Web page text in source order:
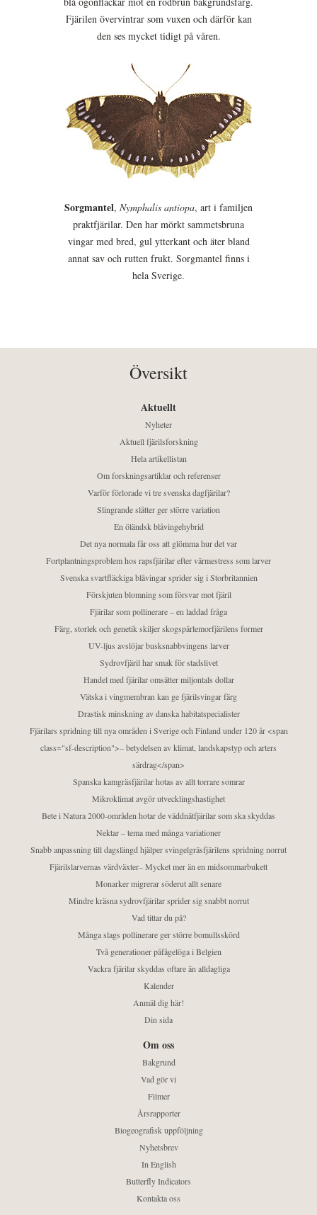
Fjärilen övervintrar som vuxen och därför kan
den ses mycket tidigt på våren.
Sorgmantel, Nymphalis antiopa, art i familjen
praktfjärilar. Den har mörkt sammetsbruna
vingar med bred, gul ytterkant och äter bland
annat sav och rutten frukt. Sorgmantel finns i
hela Sverige.
Översikt
Aktuellt
Nyheter
Aktuell fjärilsforskning
Hela artikellistan
Om forskningsartiklar och referenser
Varför förlorade vi tre svenska dagfjärilar?
Slingrande slåtter ger större variation
En öländsk blåvingehybrid
Det nya normala får oss att glömma hur det var
Fortplantningsproblem hos rapsfjärilar efter värmestress som larver
Svenska svartfläckiga blåvingar sprider sig i Storbritannien
Förskjuten blomning som försvar mot fjäril
Fjärilar som pollinerare – en laddad fråga
Färg, storlek och genetik skiljer skogspärlemorfjärilens former
UV-ljus avslöjar busksnabbvingens larver
Sydrovfjäril har smak för stadslivet
Handel med fjärilar omsätter miljontals dollar
Vätska i vingmembran kan ge fjärilsvingar färg
Drastisk minskning av danska habitatspecialister
Fjärilars spridning till nya områden i Sverige och Finland under 120 år <span
class="sf-description">– betydelsen av klimat, landskapstyp och arters
särdrag</span>
Spanska kamgräsfjärilar hotas av allt torrare somrar
Mikroklimat avgör utvecklingshastighet
Bete i Natura 2000-områden hotar de väddnätfjärilar som ska skyddas
Nektar – tema med många variationer
Snabb anpassning till dagslängd hjälper svingelgräsfjärilens spridning norrut
Fjärilslarvernas värdväxter– Mycket mer än en midsommarbukett
Monarker migrerar söderut allt senare
Mindre kräsna sydrovfjärilar sprider sig snabbt norrut
Vad tittar du på?
Många slags pollinerare ger större bomullsskörd
Två generationer påfågelöga i Belgien
Vackra fjärilar skyddas oftare än alldagliga
Kalender
Anmäl dig här!
Din sida
Om oss
Bakgrund
Vad gör vi
Filmer
Årsrapporter
Biogeografisk uppföljning
Nyhetsbrev
In English
Butterfly Indicators
Kontakta oss